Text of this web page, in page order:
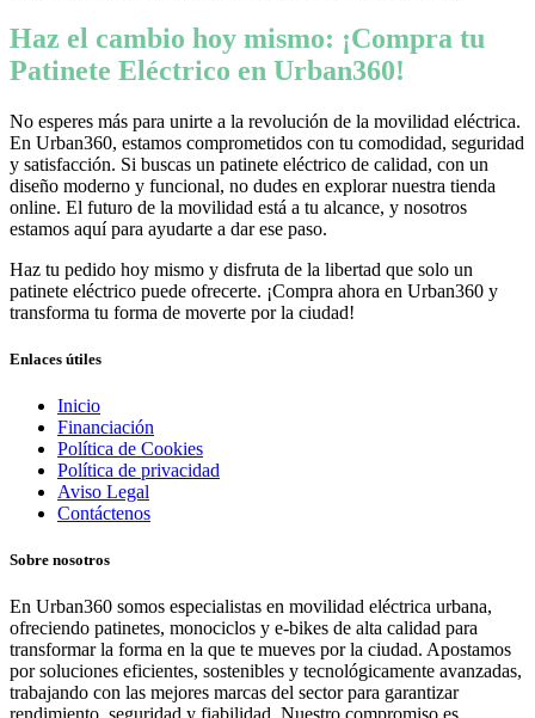
Haz el cambio hoy mismo: ¡Compra tu
Patinete Eléctrico en Urban360!
No esperes más para unirte a la revolución de la movilidad eléctrica.
En Urban360, estamos comprometidos con tu comodidad, seguridad
y satisfacción. Si buscas un patinete eléctrico de calidad, con un
diseño moderno y funcional, no dudes en explorar nuestra tienda
online. El futuro de la movilidad está a tu alcance, y nosotros
estamos aquí para ayudarte a dar ese paso.
Haz tu pedido hoy mismo y disfruta de la libertad que solo un
patinete eléctrico puede ofrecerte. ¡Compra ahora en Urban360 y
transforma tu forma de moverte por la ciudad!
Enlaces útiles
Inicio
Financiación
Política de Cookies
Política de privacidad
Aviso Legal
Contáctenos
Sobre nosotros
En Urban360 somos especialistas en movilidad eléctrica urbana,
ofreciendo patinetes, monociclos y e-bikes de alta calidad para
transformar la forma en la que te mueves por la ciudad. Apostamos
por soluciones eficientes, sostenibles y tecnológicamente avanzadas,
trabajando con las mejores marcas del sector para garantizar